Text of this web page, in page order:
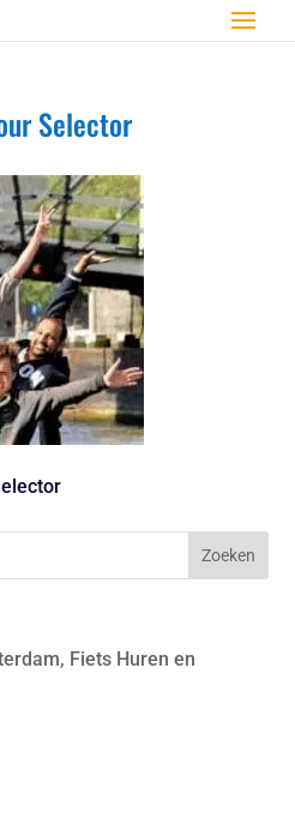
Selector
Fiets Huren en